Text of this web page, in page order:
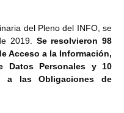
del Pleno del INFO, se
2019. Se resolvieron 98
Acceso a la Información,
Datos Personales y 10
a las Obligaciones de